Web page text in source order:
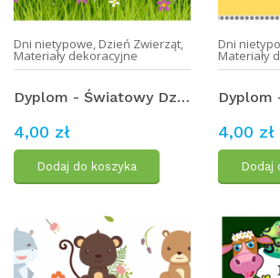
Dni nietypowe, Dzień Zwierząt,
Materiały dekoracyjne
Dyplom - Światowy Dzień Zwierząt (1)
4,00 zł
Dodaj do koszyka
Dni
Materiały
4,00 zł
Dodaj